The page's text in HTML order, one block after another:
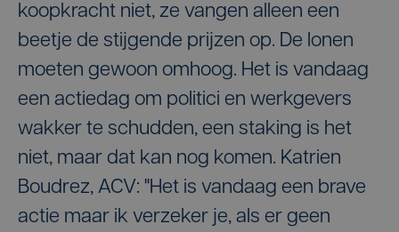
koopkracht niet, ze vangen alleen een
beetje de stijgende prijzen op. De lonen
moeten gewoon omhoog. Het is vandaag
een actiedag om politici en werkgevers
wakker te schudden, een staking is het
niet, maar dat kan nog komen. Katrien
Boudrez, ACV: "Het is vandaag een brave
actie maar ik verzeker je, als er geen